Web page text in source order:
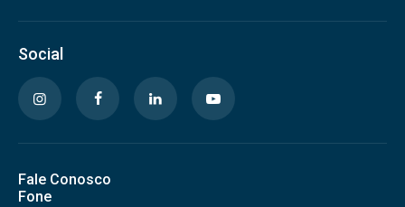
Social
Fale Conosco
Fone